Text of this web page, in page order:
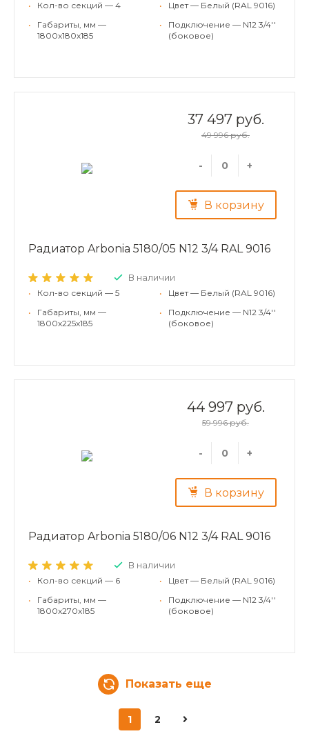
•
Кол-во секций — 4
•
Габариты, мм —
1800x180x185
•
Цвет — Белый (RAL 9016)
•
Подключение — N12 3/4''
(боковое)
37 497 руб.
49 996 руб.
- +
В корзину
Радиатор Arbonia 5180/05 N12 3/4 RAL 9016
В наличии
•
Кол-во секций — 5
•
Габариты, мм —
1800x225x185
•
Цвет — Белый (RAL 9016)
•
Подключение — N12 3/4''
(боковое)
44 997 руб.
59 996 руб.
- +
В корзину
Радиатор Arbonia 5180/06 N12 3/4 RAL 9016
В наличии
•
Кол-во секций — 6
•
Габариты, мм —
1800x270x185
•
Цвет — Белый (RAL 9016)
•
Подключение — N12 3/4''
(боковое)
Показать еще
1 2